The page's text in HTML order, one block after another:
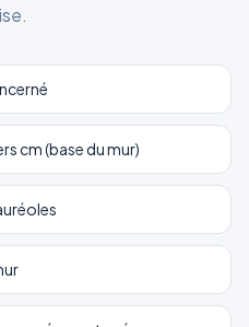
cm (base du mur)